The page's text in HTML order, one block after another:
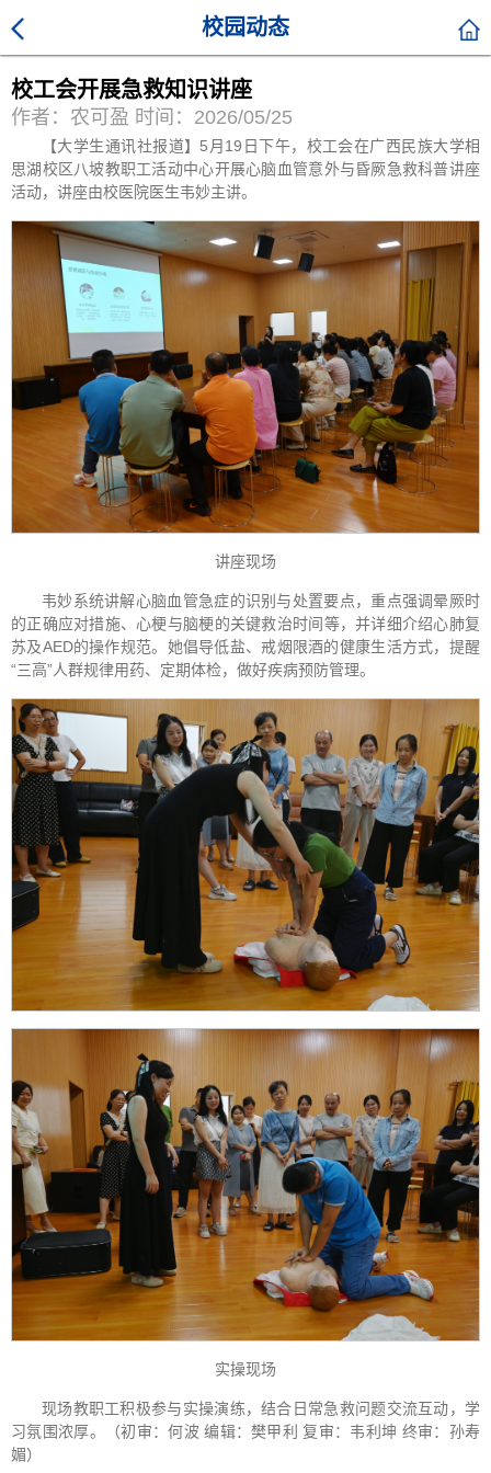
校园动态
校工会开展急救知识讲座
作者：农可盈 时间：2026/05/25
【大学生通讯社报道】5月19日下午，校工会在广西民族大学相
思湖校区八坡教职工活动中心开展心脑血管意外与昏厥急救科普讲座
活动，讲座由校医院医生韦妙主讲。
讲座现场
韦妙系统讲解心脑血管急症的识别与处置要点，重点强调晕厥时
的正确应对措施、心梗与脑梗的关键救治时间等，并详细介绍心肺复
苏及AED的操作规范。她倡导低盐、戒烟限酒的健康生活方式，提醒
“三高”人群规律用药、定期体检，做好疾病预防管理。
实操现场
现场教职工积极参与实操演练，结合日常急救问题交流互动，学
习氛围浓厚。（初审：何波 编辑：樊甲利 复审：韦利坤 终审：孙寿
媚）